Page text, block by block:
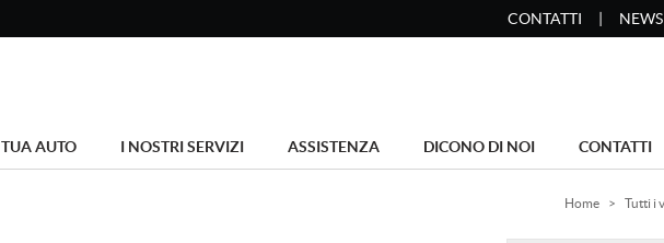
CONTATTI NEWS
AUTO I NOSTRI SERVIZI ASSISTENZA DICONO DI NOI CONTATTI
Home > Tutti i